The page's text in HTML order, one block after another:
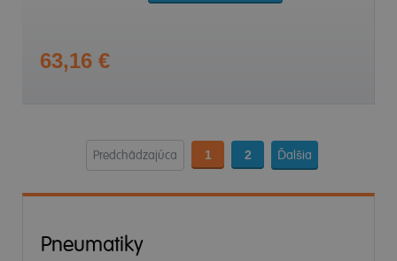
63,16 €
Predchádzajúca 1 2 Ďalšia
Pneumatiky